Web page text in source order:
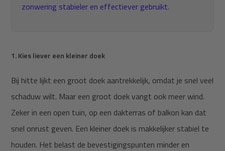
zonwering stabieler en effectiever gebruikt.
1. Kies liever een kleiner doek
Bij hitte lijkt een groot doek aantrekkelijk, omdat je snel veel
schaduw wilt. Maar een groot doek vangt ook meer wind.
Zeker in een open tuin, op een dakterras of balkon kan dat
snel onrust geven. Een kleiner doek is makkelijker stabiel te
houden. Het belast de bevestigingspunten minder en